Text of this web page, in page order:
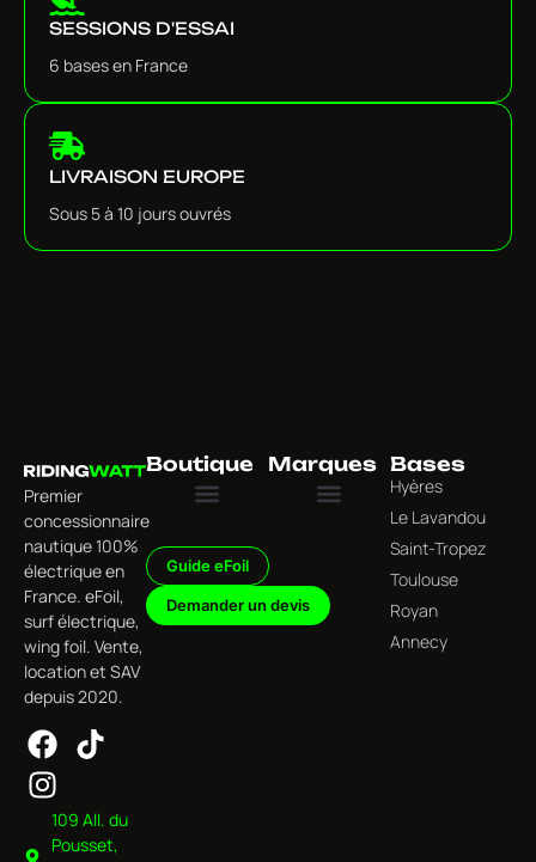
SESSIONS D'ESSAI
6 bases en France
LIVRAISON EUROPE
Sous 5 à 10 jours ouvrés
Premier
concessionnaire
nautique 100%
électrique en
France. eFoil,
surf électrique,
wing foil. Vente,
location et SAV
depuis 2020.
109 All. du
Pousset,
Boutique
Guide eFoil
Demander un devis
Marques Bases
Hyères
Le Lavandou
Saint-Tropez
Toulouse
Royan
Annecy